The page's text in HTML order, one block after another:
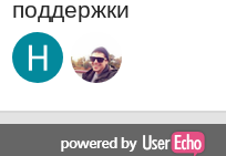
поддержки